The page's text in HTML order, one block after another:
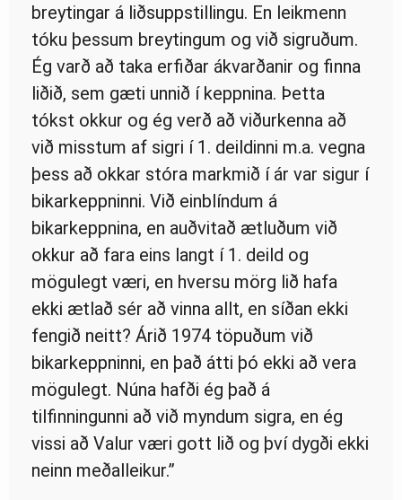
breytingar á liðsuppstillingu. En leikmenn
tóku þessum breytingum og við sigruðum.
Ég varð að taka erfiðar ákvarðanir og finna
liðið, sem gæti unnið í keppnina. Þetta
tókst okkur og ég verð að viðurkenna að
við misstum af sigri í 1. deildinni m.a. vegna
þess að okkar stóra markmið í ár var sigur í
bikarkeppninni. Við einblíndum á
bikarkeppnina, en auðvitað ætluðum við
okkur að fara eins langt í 1. deild og
mögulegt væri, en hversu mörg lið hafa
ekki ætlað sér að vinna allt, en síðan ekki
fengið neitt? Árið 1974 töpuðum við
bikarkeppninni, en það átti þó ekki að vera
mögulegt. Núna hafði ég það á
tilfinningunni að við myndum sigra, en ég
vissi að Valur væri gott lið og því dygði ekki
neinn meðalleikur.”